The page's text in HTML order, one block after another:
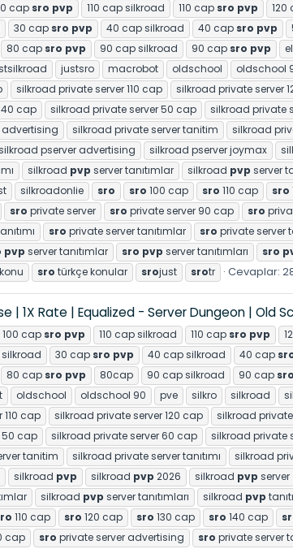
cap sro pvp 110 cap silkroad 110 cap sro pvp 120
30 cap sro pvp 40 cap silkroad 40 cap sro pvp
80 cap sro pvp 90 cap silkroad 90 cap sro pvp
justsro macrobot oldschool oldschool
silkroad private server 110 cap silkroad private server
40 cap silkroad private server 50 cap silkroad private
advertising silkroad private server tanitim silkroad
pserver advertising silkroad pserver joymax
silkroad pvp server tanıtımlar silkroad pvp server
silkroadonlie sro sro 100 cap sro 110 cap sro
sro private server sro private server 90 cap sro
sro private server tanıtımlar sro private server
pvp server tanıtımlar sro pvp server tanıtımları sro
sro türkçe konular srojust srotr Cevaplar:
| 1X Rate | Equalized - Server Dungeon | Old
100 cap sro pvp 110 cap silkroad 110 cap sro pvp
30 cap sro pvp 40 cap silkroad 40 cap
80 cap sro pvp 80cap 90 cap silkroad 90 cap sro
oldschool oldschool 90 pve silkro silkroad
cap silkroad private server 120 cap silkroad
50 cap silkroad private server 60 cap silkroad private
tanitim silkroad private server tanıtımı silkroad
silkroad pvp silkroad pvp 2026 silkroad pvp server
silkroad pvp server tanıtımları silkroad pvp
110 cap sro 120 cap sro 130 cap sro 140 cap
cap sro private server advertising sro private server